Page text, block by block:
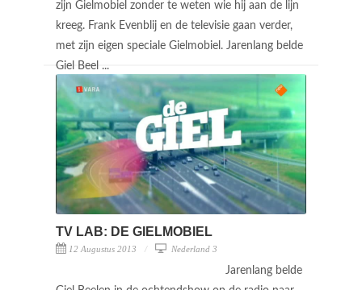
zijn Gielmobiel zonder te weten wie hij aan de lijn
kreeg. Frank Evenblij en de televisie gaan verder,
met zijn eigen speciale Gielmobiel. Jarenlang belde
Giel Beel ...
TV LAB: DE GIELMOBIEL
12 Augustus 2013 Nederland 3
Jarenlang belde